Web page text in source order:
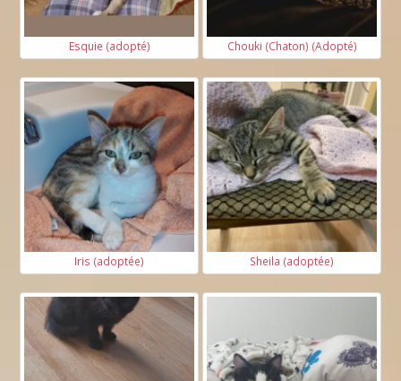
Esquie (adopté) Chouki (Chaton) (Adopté)
Iris (adoptée) Sheila (adoptée)